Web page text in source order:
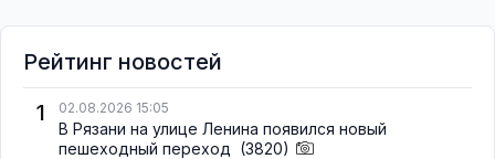
Рейтинг новостей
1
02.08.2026 15:05
В Рязани на улице Ленина появился новый
пешеходный переход (3820)